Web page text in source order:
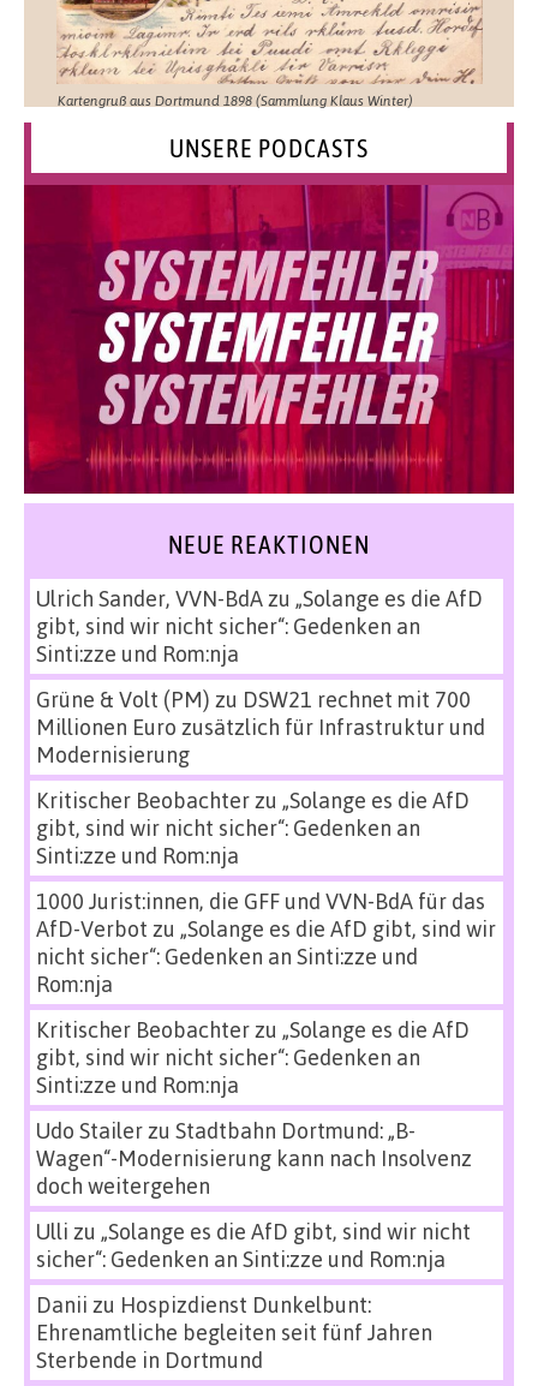
Kartengruß aus Dortmund 1898 (Sammlung Klaus Winter)
UNSERE PODCASTS
NEUE REAKTIONEN
Ulrich Sander, VVN-BdAzu „Solange es die AfD
gibt, sind wir nicht sicher“: Gedenken an
Sinti:zze und Rom:nja
Grüne & Volt (PM) zu DSW21 rechnet mit 700
Millionen Euro zusätzlich für Infrastruktur und
Modernisierung
Kritischer Beobachterzu „Solange es die AfD
gibt, sind wir nicht sicher“: Gedenken an
Sinti:zze und Rom:nja
1000 Jurist:innen, die GFF und VVN-BdA für das
AfD-Verbot zu „Solange es die AfD gibt, sind wir
nicht sicher“: Gedenken an Sinti:zze und
Rom:nja
Kritischer Beobachterzu „Solange es die AfD
gibt, sind wir nicht sicher“: Gedenken an
Sinti:zze und Rom:nja
Udo Stailerzu Stadtbahn Dortmund: „B-
Wagen“-Modernisierung kann nach Insolvenz
doch weitergehen
Ulli zu „Solange es die AfD gibt, sind wir nicht
sicher“: Gedenken an Sinti:zze und Rom:nja
Danii zu Hospizdienst Dunkelbunt:
Ehrenamtliche begleiten seit fünf Jahren
Sterbende in Dortmund